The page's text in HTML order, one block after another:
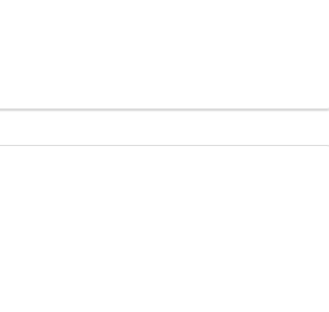
elle est implantée sur une